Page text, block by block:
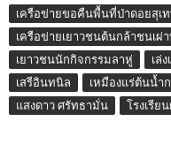
เครือข่ายขอคืนพื้นที่ป่าดอยสุเ
เครือข่ายเยาวชนต้นกล้าชนเผ่
เยาวชนนักกิจกรรมลาหู่
เล่
เสรีอินทนิล
เหมืองแร่ต้นน้ำ
แสงดาว ศรัทธามั่น
โรงเรีย